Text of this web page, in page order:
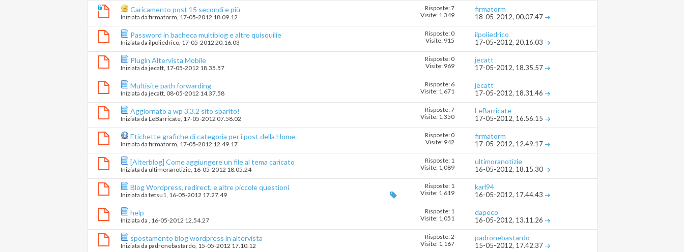
Caricamento post 15 secondi e più
Iniziata da firmatorm‎, 17-05-2012 18.09.12
Risposte: 7
Visite: 1,349
firmatorm
18-05-2012, 00.07.47
Password in bacheca multiblog e altre quisquilie
Iniziata da ilpoliedrico‎, 17-05-2012 20.16.03
Risposte: 0
Visite: 915
ilpoliedrico
17-05-2012, 20.16.03
Plugin Altervista Mobile
Iniziata da jecatt‎, 17-05-2012 18.35.57
Risposte: 0
Visite: 969
jecatt
17-05-2012, 18.35.57
Multisite path forwarding
Iniziata da jecatt‎, 08-05-2012 14.37.58
Risposte: 6
Visite: 1,671
jecatt
17-05-2012, 18.31.46
Aggiornato a wp 3.3.2 sito sparito!
Iniziata da LeBarricate‎, 17-05-2012 07.58.02
Risposte: 7
Visite: 1,350
LeBarricate
17-05-2012, 16.56.15
Etichette grafiche di categoria per i post della Home
Iniziata da firmatorm‎, 17-05-2012 12.49.17
Risposte: 0
Visite: 942
firmatorm
17-05-2012, 12.49.17
[Alterblog] Come aggiungere un file al tema caricato
Iniziata da ultimoranotizie‎, 16-05-2012 18.05.24
Risposte: 1
Visite: 1,089
ultimoranotizie
16-05-2012, 18.15.30
Blog Wordpress, redirect, e altre piccole questioni
Iniziata da tetsu1‎, 16-05-2012 17.27.49
Risposte: 1
Visite: 1,619
karl94
16-05-2012, 17.44.43
help
Iniziata da ‎, 16-05-2012 12.54.27
Risposte: 1
Visite: 1,051
dapeco
16-05-2012, 13.11.26
spostamento blog wordpress in altervista
Iniziata da padronebastardo‎, 15-05-2012 17.10.12
Risposte: 2
Visite: 1,167
padronebastardo
15-05-2012, 17.42.37